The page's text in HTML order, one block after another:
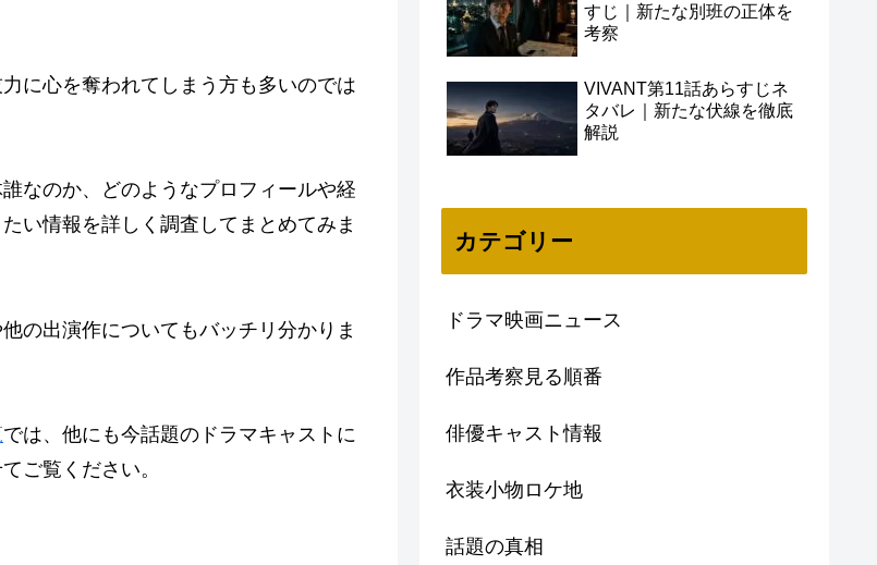
に心を奪われてしまう方も多いのでは
なのか、どのようなプロフィールや経
い情報を詳しく調査してまとめてみま
の出演作についてもバッチリ分かりま
では、他にも今話題のドラマキャストに
ご覧ください。
すじ｜新たな別班の正体を
考察
VIVANT第11話あらすじネ
タバレ｜新たな伏線を徹底
解説
カテゴリー
ドラマ映画ニュース
作品考察見る順番
俳優キャスト情報
衣装小物ロケ地
話題の真相